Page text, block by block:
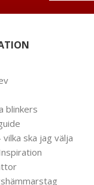
blinkers
ska jag välja